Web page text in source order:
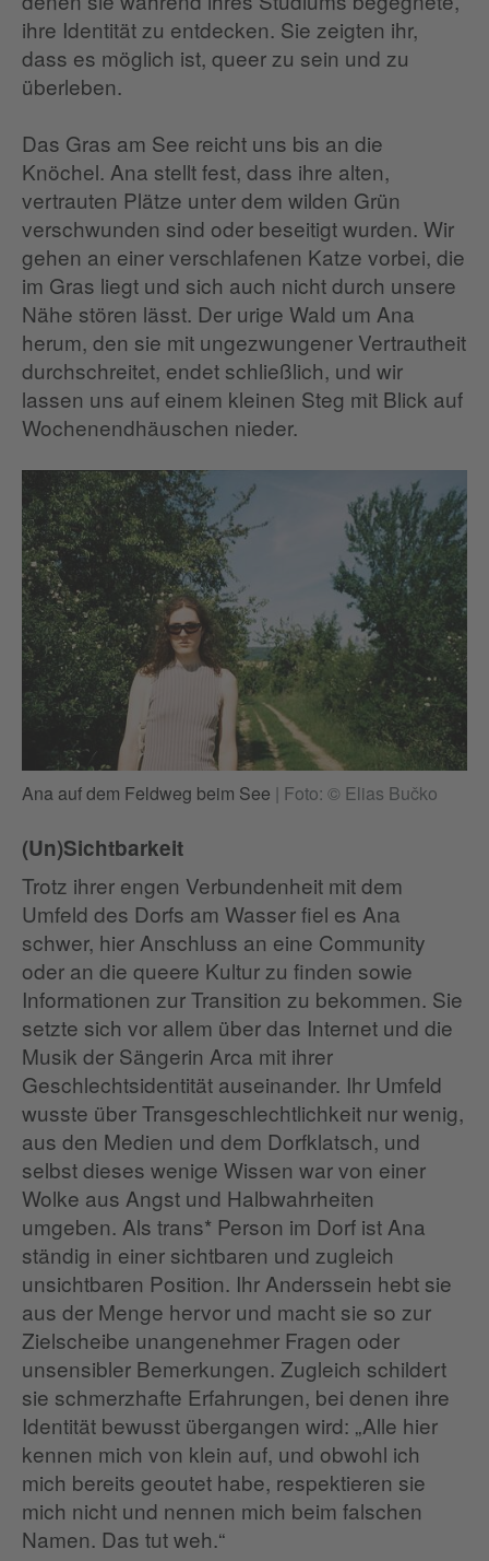
ihre Identität zu entdecken. Sie zeigten ihr,
dass es möglich ist, queer zu sein und zu
überleben.
Das Gras am See reicht uns bis an die
Knöchel. Ana stellt fest, dass ihre alten,
vertrauten Plätze unter dem wilden Grün
verschwunden sind oder beseitigt wurden. Wir
gehen an einer verschlafenen Katze vorbei, die
im Gras liegt und sich auch nicht durch unsere
Nähe stören lässt. Der urige Wald um Ana
herum, den sie mit ungezwungener Vertrautheit
durchschreitet, endet schließlich, und wir
lassen uns auf einem kleinen Steg mit Blick auf
Wochenendhäuschen nieder.
Ana auf dem Feldweg beim See | Foto: © Elias Bučko
(Un)Sichtbarkeit
Trotz ihrer engen Verbundenheit mit dem
Umfeld des Dorfs am Wasser fiel es Ana
schwer, hier Anschluss an eine Community
oder an die queere Kultur zu finden sowie
Informationen zur Transition zu bekommen. Sie
setzte sich vor allem über das Internet und die
Musik der Sängerin Arca mit ihrer
Geschlechtsidentität auseinander. Ihr Umfeld
wusste über Transgeschlechtlichkeit nur wenig,
aus den Medien und dem Dorfklatsch, und
selbst dieses wenige Wissen war von einer
Wolke aus Angst und Halbwahrheiten
umgeben. Als trans* Person im Dorf ist Ana
ständig in einer sichtbaren und zugleich
unsichtbaren Position. Ihr Anderssein hebt sie
aus der Menge hervor und macht sie so zur
Zielscheibe unangenehmer Fragen oder
unsensibler Bemerkungen. Zugleich schildert
sie schmerzhafte Erfahrungen, bei denen ihre
Identität bewusst übergangen wird: „Alle hier
kennen mich von klein auf, und obwohl ich
mich bereits geoutet habe, respektieren sie
mich nicht und nennen mich beim falschen
Namen. Das tut weh.“